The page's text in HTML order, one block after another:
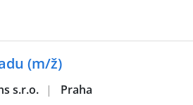
(m/ž)
s.r.o. | Praha